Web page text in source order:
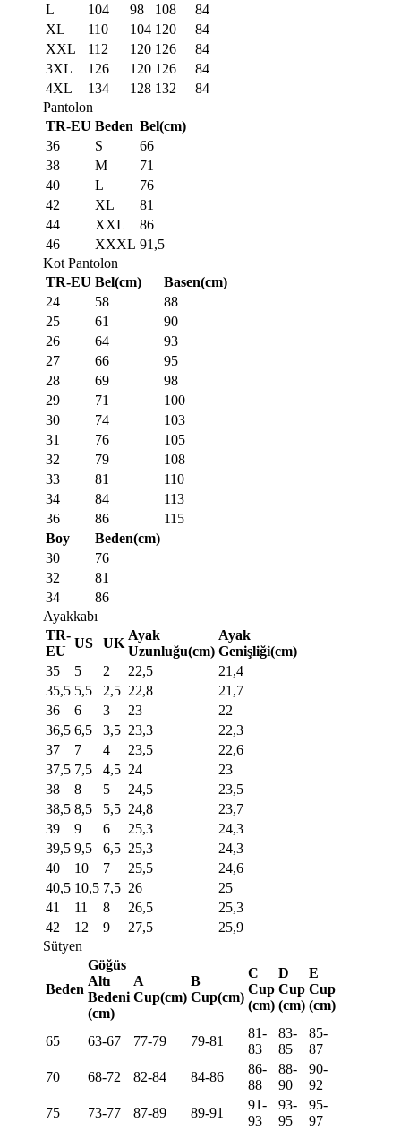
L
104 98 108
84
XL
110 104 120
84
XXL
112 120 126
84
3XL
126 120 126
84
4XL
134 128 132
84
Pantolon
TR-EU Beden Bel(cm)
36
S
66
38
M
71
40
L
76
42
XL
81
44
XXL
86
46
XXXL 91,5
Kot Pantolon
TR-EU Bel(cm)
Basen(cm)
24
58
88
25
61
90
26
64
93
27
66
95
28
69
98
29
71
100
30
74
103
31
76
105
32
79
108
33
81
110
34
84
113
36
86
115
Boy
Beden(cm)
30
76
32
81
34
86
Ayakkabı
TR-
EU
US UK
Ayak
Uzunluğu(cm)
Ayak
Genişliği(cm)
35
5 2 22,5
21,4
35,5 5,5 2,5 22,8
21,7
36
6 3 23
22
36,5 6,5 3,5 23,3
22,3
37
7 4 23,5
22,6
37,5 7,5 4,5 24
23
38
8 5 24,5
23,5
38,5 8,5 5,5 24,8
23,7
39
9 6 25,3
24,3
39,5 9,5 6,5 25,3
24,3
40
10 7 25,5
24,6
40,5 10,5 7,5 26
25
41
11 8 26,5
25,3
42
12 9 27,5
25,9
Sütyen
Beden
Göğüs
Altı
Bedeni
(cm)
A
Cup(cm)
B
Cup(cm)
C
Cup
(cm)
D
Cup
(cm)
E
Cup
(cm)
65 63-67 77-79 79-81
81-
83
83-
85
85-
87
70
68-72 82-84 84-86
86-
88
88-
90
90-
92
75
73-77 87-89 89-91
91-
93
93-
95
95-
97